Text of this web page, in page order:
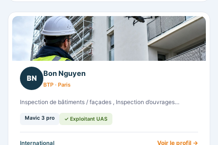
BN
Bon Nguyen
BTP · Paris
Inspection de bâtiments / façades , Inspection d’ouvrages…
Mavic 3 pro ✓ Exploitant UAS
International Voir le profil →